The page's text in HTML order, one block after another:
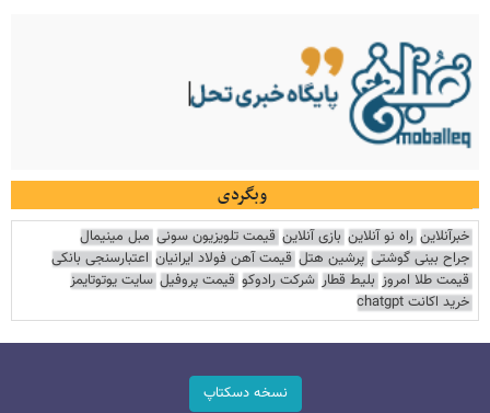
وبگردی
خبرآنلاین راه نو آنلاین بازی آنلاین قیمت تلویزیون سونی مبل مینیمال
جراح بینی گوشتی پرشین هتل قیمت آهن فولاد ایرانیان اعتبارسنجی بانکی
قیمت طلا امروز بلیط قطار شرکت رادوکو قیمت پروفیل سایت یوتوتایمز
خرید اکانت chatgpt
نسخه دسکتاپ